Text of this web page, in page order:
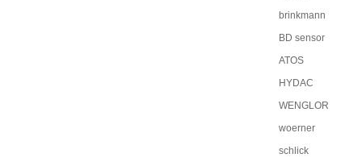
brinkmann
BD sensor
ATOS
HYDAC
WENGLOR
woerner
schlick